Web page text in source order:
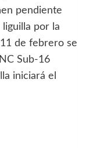
pendiente
por la
de febrero se
Sub-16
iniciará el